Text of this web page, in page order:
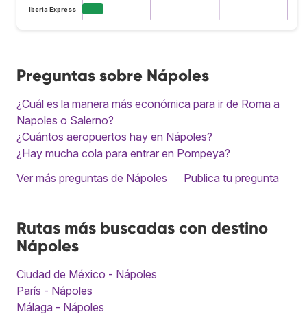
Iberia Express
Preguntas sobre Nápoles
¿Cuál es la manera más económica para ir de Roma a
Napoles o Salerno?
¿Cuántos aeropuertos hay en Nápoles?
¿Hay mucha cola para entrar en Pompeya?
Ver más preguntas de Nápoles
Publica tu pregunta
Rutas más buscadas con destino
Nápoles
Ciudad de México - Nápoles
París - Nápoles
Málaga - Nápoles